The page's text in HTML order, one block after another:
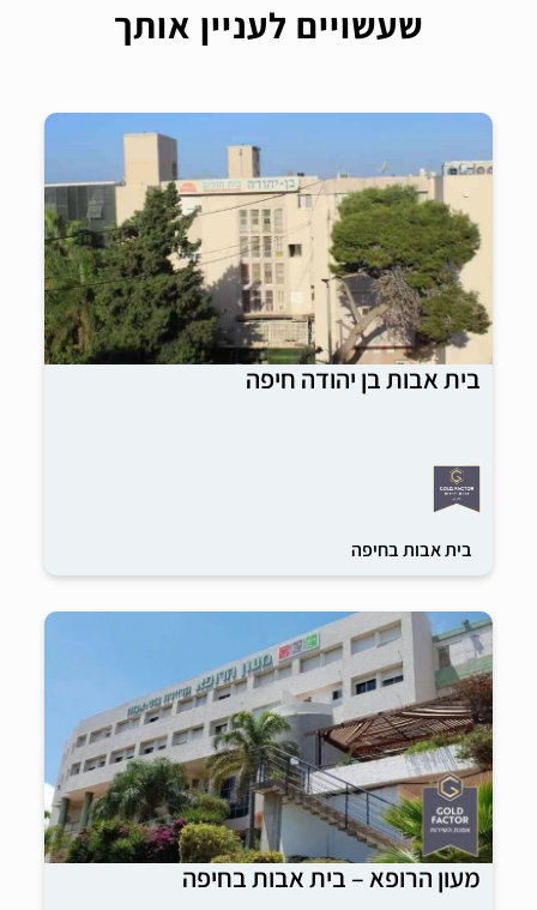
שעשויים לעניין אותך
בית אבות בן יהודה חיפה
בית אבות בחיפה
מעון הרופא – בית אבות בחיפה